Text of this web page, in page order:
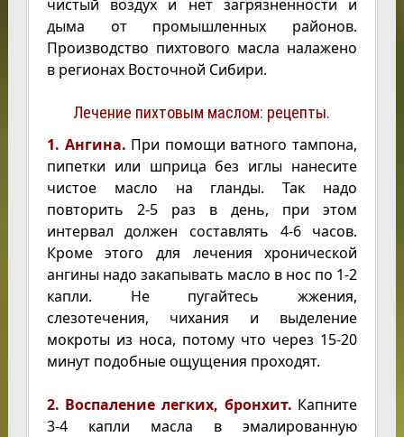
чистый воздух и нет загрязненности и
дыма от промышленных районов.
Производство пихтового масла налажено
в регионах Восточной Сибири.
Лечение пихтовым маслом: рецепты.
1. Ангина. При помощи ватного тампона,
пипетки или шприца без иглы нанесите
чистое масло на гланды. Так надо
повторить 2-5 раз в день, при этом
интервал должен составлять 4-6 часов.
Кроме этого для лечения хронической
ангины надо закапывать масло в нос по 1-2
капли. Не пугайтесь жжения,
слезотечения, чихания и выделение
мокроты из носа, потому что через 15-20
минут подобные ощущения проходят.
2. Воспаление легких, бронхит. Капните
3-4 капли масла в эмалированную